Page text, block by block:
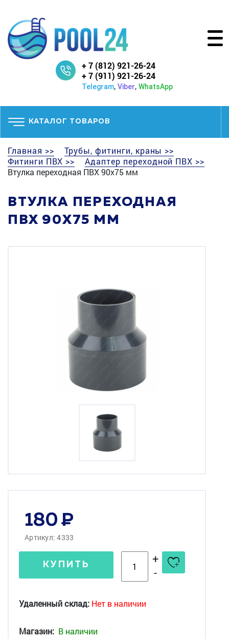
+ 7 (812) 921-26-24
+ 7 (911) 921-26-24
Telegram, Viber, WhatsApp
КАТАЛОГ ТОВАРОВ
Главная >>
Трубы, фитинги, краны >>
Фитинги ПВХ >>
Адаптер переходной ПВХ >>
Втулка переходная ПВХ 90x75 мм
ВТУЛКА ПЕРЕХОДНАЯ
ПВХ 90X75 ММ
180
Артикул: 4333
КУПИТЬ
+
-
Удаленный склад: Нет в наличии
Магазин: В наличии